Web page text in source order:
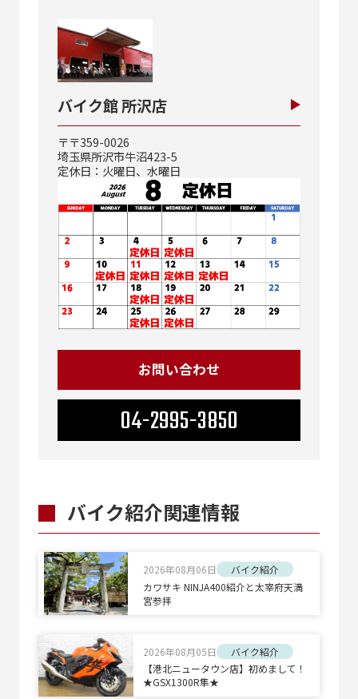
バイク館 所沢店
〒〒359-0026
埼玉県所沢市牛沼423-5
定休日：火曜日、水曜日
お問い合わせ
04-2995-3850
バイク紹介関連情報
2026年08月06日
バイク紹介
カワサキ NINJA400紹介と太宰府天満
宮参拝
2026年08月05日
バイク紹介
【港北ニュータウン店】初めまして！
★GSX1300R隼★